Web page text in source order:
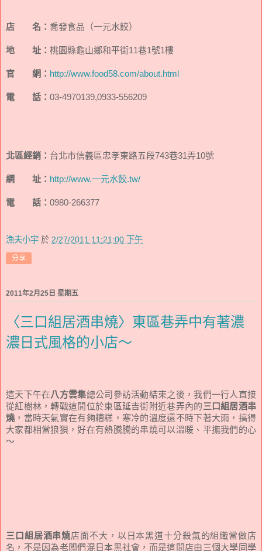
店 名： 喬發食品（一元水餃）
地 址： 桃園縣龜山鄉和平街11巷1號1樓
官 網： http://www.food58.com/about.html
電 話： 03-4970139,0933-556209
北區經銷： 台北市信義區忠孝東路五段743巷31弄10號
網 址： http://www.一元水餃.tw/
電 話： 0980-266377
漁夫小宇 於 2/27/2011 11:21:00 下午
分享
2011年2月25日 星期五
〈三口組居酒串燒〉東區巷弄中有著濃
濃日式風格的小店～
這天下午在八方雲集總公司參訪活動結束之後，我們一行人直接
從紅樹林，轉戰這間位於東區延吉街附近巷弄內的三口組居酒串
燒 ，當時天氣實在有夠糟糕，寒冷的溫度還不時下著大雨，搞得
大家都相當狼狽，好在有熱騰騰的串燒可以溫暖、平撫我們的心
～
三口組居酒串燒店面不大，以日本黑道十分殺氣的組織當做店
名，不是因為老闆們混日本黑社會，而是這間店由三個大學同學